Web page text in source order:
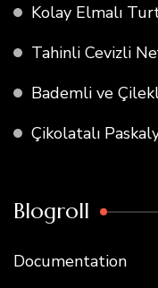
Kolay Elmalı
Tahinli Cevizli
Bademli ve
Çikolatalı
Blogroll
Documentation